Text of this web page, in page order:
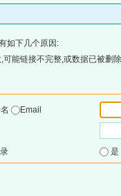
如下几个原因:
能链接不完整,或数据已被删
名
Email